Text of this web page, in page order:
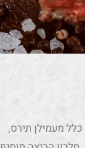
מעמילן תירס,